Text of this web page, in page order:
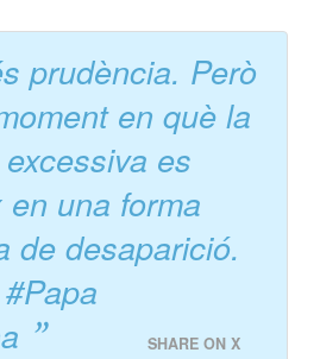
prudència. Però
en què la
es
una forma
de desaparició.
SHARE ON X